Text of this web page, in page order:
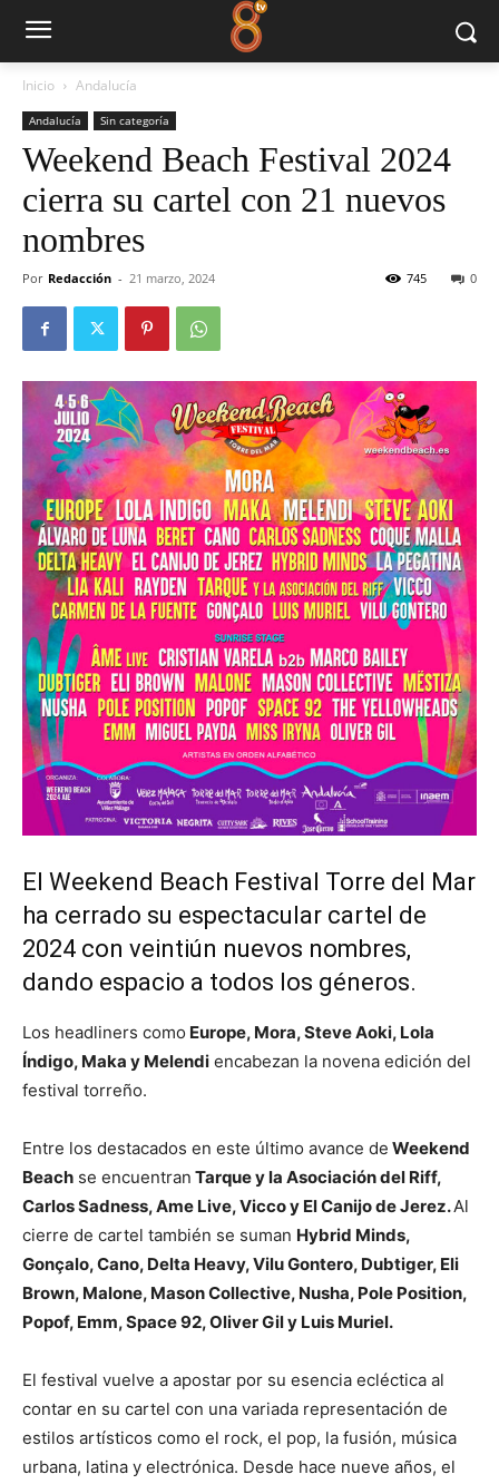
Inicio Andalucía
Andalucía Sin categoría
Weekend Beach Festival 2024
cierra su cartel con 21 nuevos
nombres
Por Redacción - 21 marzo, 2024 0
745
El Weekend Beach Festival Torre del Mar
ha cerrado su espectacular cartel de
2024 con veintiún nuevos nombres,
dando espacio a todos los géneros.
Los headliners como Europe, Mora, Steve Aoki, Lola
Índigo, Maka y Melendi encabezan la novena edición del
festival torreño.
Entre los destacados en este último avance de Weekend
Beach se encuentran Tarque y la Asociación del Riff,
Carlos Sadness, Ame Live, Vicco y El Canijo de Jerez.Al
cierre de cartel también se suman Hybrid Minds,
Gonçalo, Cano, Delta Heavy, Vilu Gontero, Dubtiger, Eli
Brown, Malone, Mason Collective, Nusha, Pole Position,
Popof, Emm, Space 92, Oliver Gil y Luis Muriel.
El festival vuelve a apostar por su esencia ecléctica al
contar en su cartel con una variada representación de
estilos artísticos como el rock, el pop, la fusión, música
urbana, latina y electrónica. Desde hace nueve años, el